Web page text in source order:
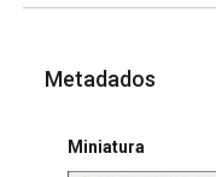
Metadados
Miniatura